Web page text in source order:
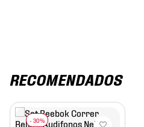
RECOMENDADOS